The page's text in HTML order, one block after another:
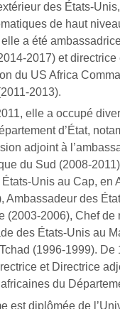
des États-
de haut
a été
2017) et directrice
du US Africa
2013).
elle a occupé
d’État,
adjoint à
du Sud (2008-
Unis au Cap, en
Ambassadeur des
(2003-2006), Chef de
des États-Unis au
(1996-1999). De
et Directrice
du
est diplômée de